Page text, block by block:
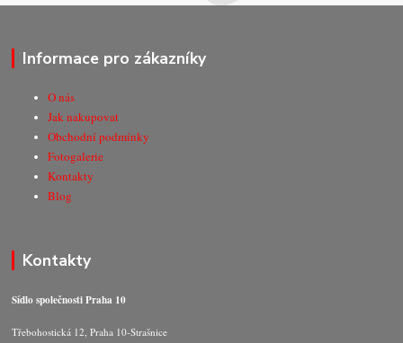
Informace pro zákazníky
O nás
Jak nakupovat
Obchodní podmínky
Fotogalerie
Kontakty
Blog
Kontakty
Sídlo společnosti Praha 10
Třebohostická 12, Praha 10-Strašnice